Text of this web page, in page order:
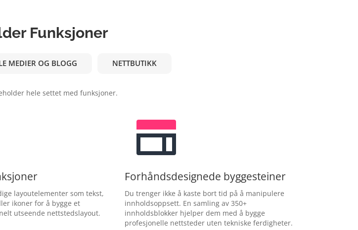
Funksjoner
MEDIER OG BLOGG NETTBUTIKK
hele settet med funksjoner.
layoutelementer som tekst,
ikoner for å bygge et
utseende nettstedslayout.
Forhåndsdesignede byggesteiner
Du trenger ikke å kaste bort tid på å manipulere
innholdsoppsett. En samling av 350+
innholdsblokker hjelper dem med å bygge
profesjonelle nettsteder uten tekniske ferdigheter.